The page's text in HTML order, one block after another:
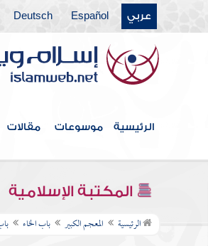
عربي Español
Deutsch
الرئيسية موسوعات مقالات
المكتبة الإسلامية
الرئيسية المعجم الكبير باب الخاء
باب الحاء
باب الخاء
باب من اسمه خباب
باب من اسمه خالد
خالد بن الوليد
خالد بن زيد أبو أيوب
الأنصاري